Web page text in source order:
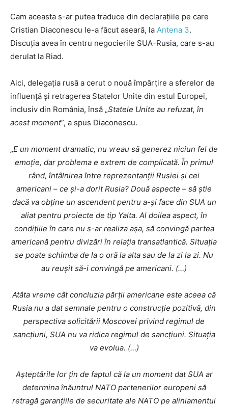
Cam aceasta s-ar putea traduce din declarațiile pe care
Cristian Diaconescu le-a făcut aseară, la Antena 3.
Discuția avea în centru negocierile SUA-Rusia, care s-au
derulat la Riad.
Aici, delegația rusă a cerut o nouă împărțire a sferelor de
influență și retragerea Statelor Unite din estul Europei,
inclusiv din România, însă „Statele Unite au refuzat, în
acest moment”, a spus Diaconescu.
„E un moment dramatic, nu vreau să generez niciun fel de
emoție, dar problema e extrem de complicată. În primul
rând, întâlnirea între reprezentanții Rusiei și cei
americani – ce și-a dorit Rusia? Două aspecte – să știe
dacă va obține un ascendent pentru a-și face din SUA un
aliat pentru proiecte de tip Yalta. Al doilea aspect, în
condițiile în care nu s-ar realiza așa, să convingă partea
americană pentru divizări în relația transatlantică. Situația
se poate schimba de la o oră la alta sau de la zi la zi. Nu
au reușit să-i convingă pe americani. (…)
Atâta vreme cât concluzia părții americane este aceea că
Rusia nu a dat semnale pentru o construcție pozitivă, din
perspectiva solicitării Moscovei privind regimul de
sancțiuni, SUA nu va ridica regimul de sancțiuni. Situația
va evolua. (…)
Așteptările lor țin de faptul că la un moment dat SUA ar
determina înăuntrul NATO partenerilor europeni să
retragă garanțiile de securitate ale NATO pe aliniamentul